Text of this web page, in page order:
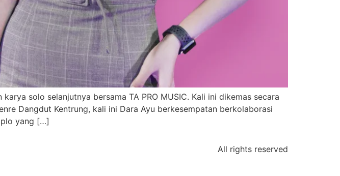
solo selanjutnya bersama TA PRO MUSIC. Kali ini dikemas secara
Dangdut Kentrung, kali ini Dara Ayu berkesempatan berkolaborasi
yang […]
All rights reserved